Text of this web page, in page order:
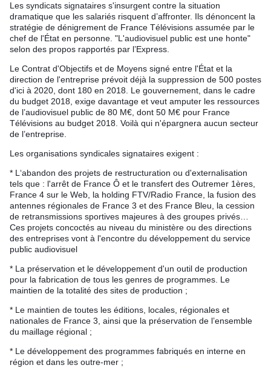
Les syndicats signataires s'insurgent contre la situation
dramatique que les salariés risquent d’affronter. Ils dénoncent la
stratégie de dénigrement de France Télévisions assumée par le
chef de l'État en personne. "L'audiovisuel public est une honte"
selon des propos rapportés par l’Express.
Le Contrat d'Objectifs et de Moyens signé entre l'État et la
direction de l'entreprise prévoit déjà la suppression de 500 postes
d'ici à 2020, dont 180 en 2018. Le gouvernement, dans le cadre
du budget 2018, exige davantage et veut amputer les ressources
de l’audiovisuel public de 80 M€, dont 50 M€ pour France
Télévisions au budget 2018. Voilà qui n'épargnera aucun secteur
de l’entreprise.
Les organisations syndicales signataires exigent :
* L‘abandon des projets de restructuration ou d'externalisation
tels que : l'arrêt de France Ô et le transfert des Outremer 1ères,
France 4 sur le Web, la holding FTV/Radio France, la fusion des
antennes régionales de France 3 et des France Bleu, la cession
de retransmissions sportives majeures à des groupes privés…
Ces projets concoctés au niveau du ministère ou des directions
des entreprises vont à l'encontre du développement du service
public audiovisuel
* La préservation et le développement d'un outil de production
pour la fabrication de tous les genres de programmes. Le
maintien de la totalité des sites de production ;
* Le maintien de toutes les éditions, locales, régionales et
nationales de France 3, ainsi que la préservation de l’ensemble
du maillage régional ;
* Le développement des programmes fabriqués en interne en
région et dans les outre-mer ;